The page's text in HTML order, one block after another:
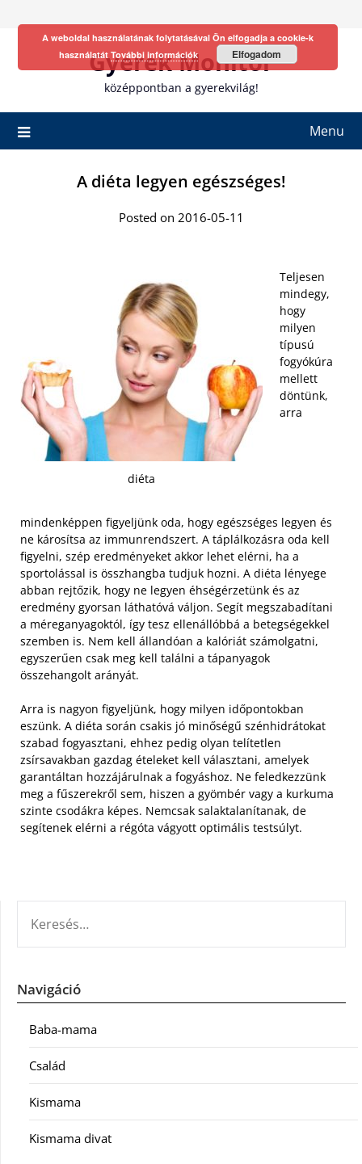
Gyerek Monitor
középpontban a gyerekvilág!
Menu
A diéta legyen egészséges!
Posted on 2016-05-11
diéta
Teljesen
mindegy,
hogy
milyen
típusú
fogyókúra
mellett
döntünk,
arra
mindenképpen figyeljünk oda, hogy egészséges legyen és
ne károsítsa az immunrendszert. A táplálkozásra oda kell
figyelni, szép eredményeket akkor lehet elérni, ha a
sportolással is összhangba tudjuk hozni. A diéta lényege
abban rejtőzik, hogy ne legyen éhségérzetünk és az
eredmény gyorsan láthatóvá váljon. Segít megszabadítani
a méreganyagoktól, így tesz ellenállóbbá a betegségekkel
szemben is. Nem kell állandóan a kalóriát számolgatni,
egyszerűen csak meg kell találni a tápanyagok
összehangolt arányát.
Arra is nagyon figyeljünk, hogy milyen időpontokban
eszünk. A diéta során csakis jó minőségű szénhidrátokat
szabad fogyasztani, ehhez pedig olyan telítetlen
zsírsavakban gazdag ételeket kell választani, amelyek
garantáltan hozzájárulnak a fogyáshoz. Ne feledkezzünk
meg a fűszerekről sem, hiszen a gyömbér vagy a kurkuma
szinte csodákra képes. Nemcsak salaktalanítanak, de
segítenek elérni a régóta vágyott optimális testsúlyt.
Navigáció
Baba-mama
Család
Kismama
Kismama divat
A weboldal használatának folytatásával Ön elfogadja a cookie-k
használatát További információk Elfogadom